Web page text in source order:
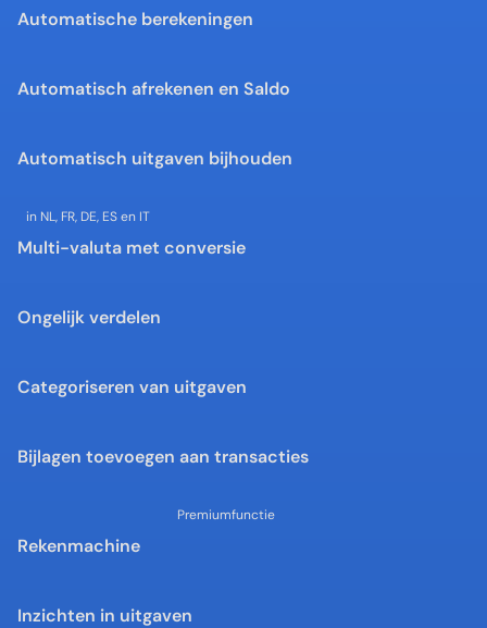
Automatische berekeningen
Automatisch afrekenen en Saldo
Automatisch uitgaven bijhouden
in NL, FR, DE, ES en IT
Multi-valuta met conversie
Ongelijk verdelen
Categoriseren van uitgaven
Bijlagen toevoegen aan transacties
Premiumfunctie
Rekenmachine
Inzichten in uitgaven